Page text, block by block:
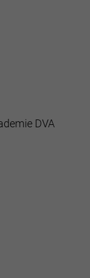
DVA